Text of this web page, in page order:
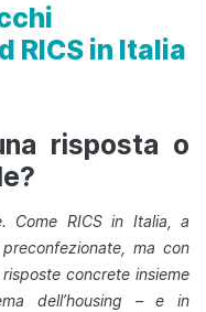
RICS in Italia
risposta o
Come RICS in Italia, a
ma con
concrete insieme
dell’housing – e in